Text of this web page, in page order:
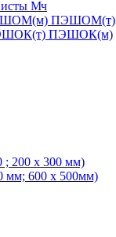
Мч
ПЭШОМ(т)
ПЭШОК(м)
200 х 300 мм)
мм; 600 х 500мм)